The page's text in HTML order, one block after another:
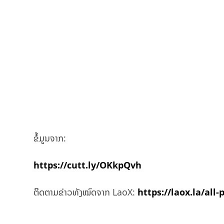
ຂໍ້ມູນຈາກ:
https://cutt.ly/OKkpQvh
ຕິດຕາມຂ່າວທັງໝົດຈາກ LaoX: https://laox.la/all-